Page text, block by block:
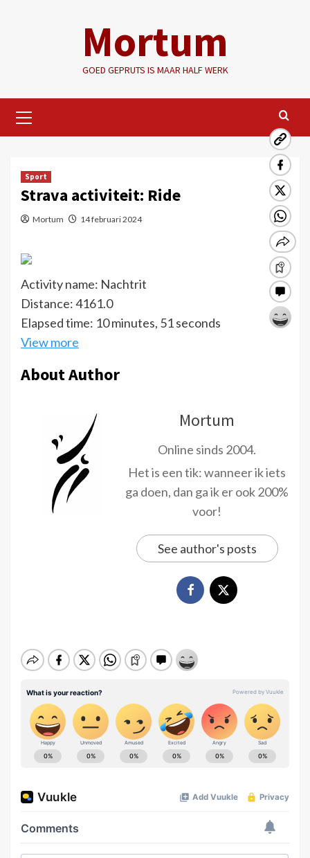
Mortum
GOED GEPRUTS IS MAAR HALF WERK
menu
Sport
Strava activiteit: Ride
Mortum 14 februari 2024
Activity name: Nachtrit
Distance: 4161.0
Elapsed time: 10 minutes, 51 seconds
View more
About Author
Mortum
Online sinds 2004.
Het is een tik: wanneer ik iets
ga doen, dan ga ik er ook 200%
voor!
See author's posts